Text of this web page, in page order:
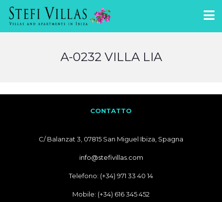
A-0232 VILLA LIA
CONTATTO
C/ Balanzat 3, 07815 San Miguel Ibiza, Spagna
info@stefivillas.com
Telefono: (+34) 971 33 40 14
Mobile: (+34) 616 345 452